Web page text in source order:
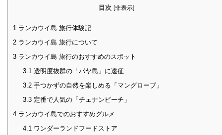
目次 [非表示]
1 ランカウイ島 旅行体験記
2 ランカウイ島 旅行について
3 ランカウイ島 旅行のおすすめのスポット
3.1 透明度抜群の「パヤ島」に遠征
3.2手つかずの自然を楽しめる「マングローブ」
3.3定番で人気の「チェナンビーチ」
4 ランカウイ島でのおすすめグルメ
4.1 ワンダーランドフードストア